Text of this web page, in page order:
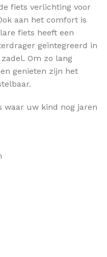
fiets verlichting voor
aan het comfort is
fiets heeft een
geïntegreerd in
Om zo lang
genieten zijn het
waar uw kind nog jaren